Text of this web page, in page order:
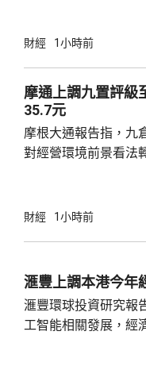
通用機器人核心技術
司四足機器人銷量合
球領先地位。自2023
H1、2024年推出中...
財經 1小時前
摩通上調九置評
35.7元
摩根大通報告指，九
對經營環境前景看法
90%，認為最困難時
數較高，但預期海港
年正增長，並跑贏大
租金調整比率或...
財經 1小時前
滙豐上調本港今年
滙豐環球投資研究報
工智能相關發展，經